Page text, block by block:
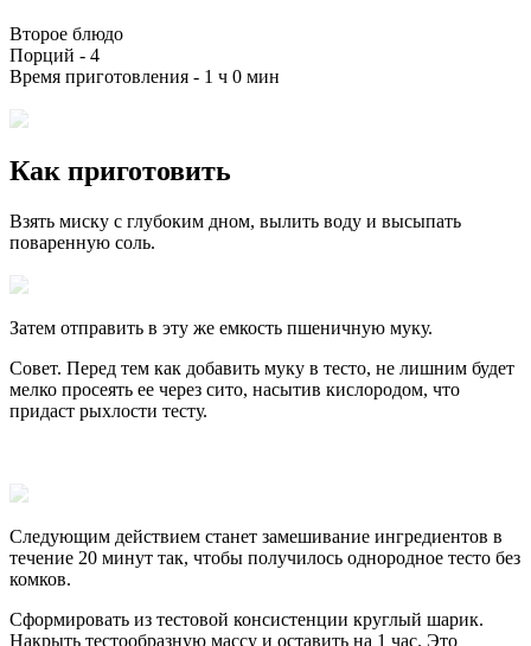
Второе блюдо
Порций - 4
Время приготовления - 1 ч 0 мин
Как приготовить
Взять миску с глубоким дном, вылить воду и высыпать
поваренную соль.
Затем отправить в эту же емкость пшеничную муку.
Совет. Перед тем как добавить муку в тесто, не лишним будет
мелко просеять ее через сито, насытив кислородом, что
придаст рыхлости тесту.
Следующим действием станет замешивание ингредиентов в
течение 20 минут так, чтобы получилось однородное тесто без
комков.
Сформировать из тестовой консистенции круглый шарик.
Накрыть тестообразную массу и оставить на 1 час. Это